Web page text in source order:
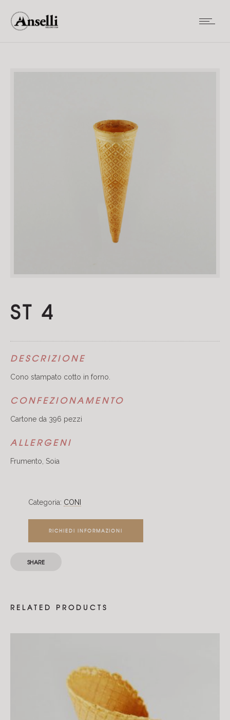
ST 4
DESCRIZIONE
Cono stampato cotto in forno.
CONFEZIONAMENTO
Cartone da 396 pezzi
ALLERGENI
Frumento, Soia
Categoria: CONI
RICHIEDI INFORMAZIONI
SHARE
RELATED PRODUCTS